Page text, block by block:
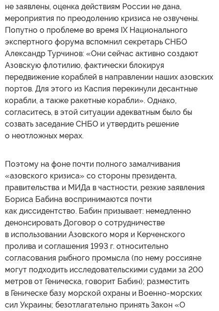
не заявлены, оценка действиям России не дана,
мероприятия по преодолению кризиса не озвучены.
Попутно о проблеме во время ІХ Национального
экспертного форума вспомнил секретарь СНБО
Александр Турчинов: «Они сейчас активно создают
Азовскую флотилию, фактически блокируя
передвижение кораблей в направлении наших азовских
портов. Для этого из Каспия перекинули десантные
корабли, а также ракетные корабли». Однако,
согласитесь, в этой ситуации адекватным было бы
созвать заседание СНБО и утвердить решение
о неотложных мерах.
Поэтому на фоне почти полного замалчивания
«азовского кризиса» со стороны президента,
правительства и МИДа в частности, резкие заявления
Бориса Бабина воспринимаются почти
как диссидентство. Бабин призывает: немедленно
денонсировать Договор о сотрудничестве
в использовании Азовского моря и Керченского
пролива и соглашения 1993 г. относительно
согласования рыбного промысла (по нему россияне
могут подходить исследовательскими судами за 200
метров от Геническа, говорит Бабин); разместить
в Геническе базу морской охраны и Военно-морских
сил Украины; безотлагательно принять Закон «О